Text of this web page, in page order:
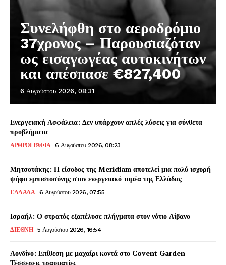
Συνελήφθη στο αεροδρόμιο
37χρονος – Παρουσιαζόταν
ως εισαγωγέας αυτοκινήτων
και απέσπασε €827,400
6 Αυγούστου 2026, 08:31
Ενεργειακή Ασφάλεια: Δεν υπάρχουν απλές λύσεις για σύνθετα
προβλήματα
ΑΡΘΡΟΓΡΑΦΙΑ 6 Αυγούστου 2026, 08:23
Μητσοτάκης: Η είσοδος της Meridiam αποτελεί μια πολύ ισχυρή
ψήφο εμπιστοσύνης στον ενεργειακό τομέα της Ελλάδας
ΕΛΛΑΔΑ 6 Αυγούστου 2026, 07:55
Ισραήλ: Ο στρατός εξαπέλυσε πλήγματα στον νότιο Λίβανο
ΔΙΕΘΝΗ 5 Αυγούστου 2026, 16:54
Λονδίνο: Επίθεση με μαχαίρι κοντά στο Covent Garden –
Τέσσερεις τραυματίες